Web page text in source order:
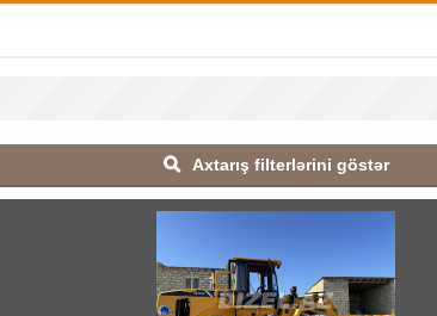
Axtarış filterlərini göstər